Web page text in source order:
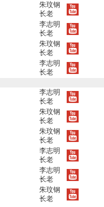
朱玟钢
长老
李志明
长老
朱玟钢
长老
李志明
长老
李志明
长老
朱玟钢
长老
朱玟钢
长老
李志明
长老
李志明
长老
朱玟钢
长老